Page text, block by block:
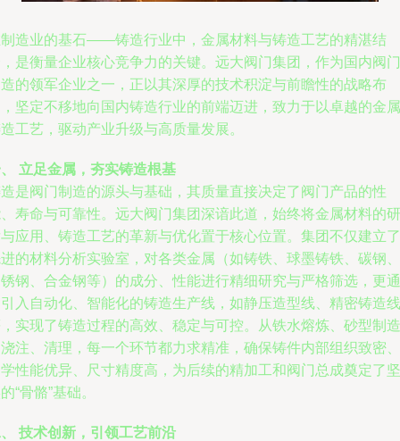
造业的基石——铸造行业中，金属材料与铸造工艺的精湛结
是衡量企业核心竞争力的关键。远大阀门集团，作为国内阀门
的领军企业之一，正以其深厚的技术积淀与前瞻性的战略布
坚定不移地向国内铸造行业的前端迈进，致力于以卓越的金属
工艺，驱动产业升级与高质量发展。
立足金属，夯实铸造根基
是阀门制造的源头与基础，其质量直接决定了阀门产品的性
寿命与可靠性。远大阀门集团深谙此道，始终将金属材料的研
应用、铸造工艺的革新与优化置于核心位置。集团不仅建立了
的材料分析实验室，对各类金属（如铸铁、球墨铸铁、碳钢、
钢、合金钢等）的成分、性能进行精细研究与严格筛选，更通
入自动化、智能化的铸造生产线，如静压造型线、精密铸造线
实现了铸造过程的高效、稳定与可控。从铁水熔炼、砂型制造
注、清理，每一个环节都力求精准，确保铸件内部组织致密、
性能优异、尺寸精度高，为后续的精加工和阀门总成奠定了坚
“骨骼”基础。
技术创新，引领工艺前沿